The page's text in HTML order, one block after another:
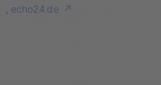
, echo24.de